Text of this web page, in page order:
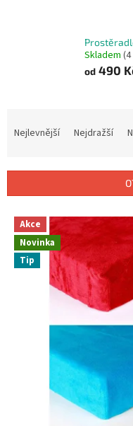
Skladem
od 490
í
Nejlevnější Nejdražší
V
p
Akce
Novinka
Tip